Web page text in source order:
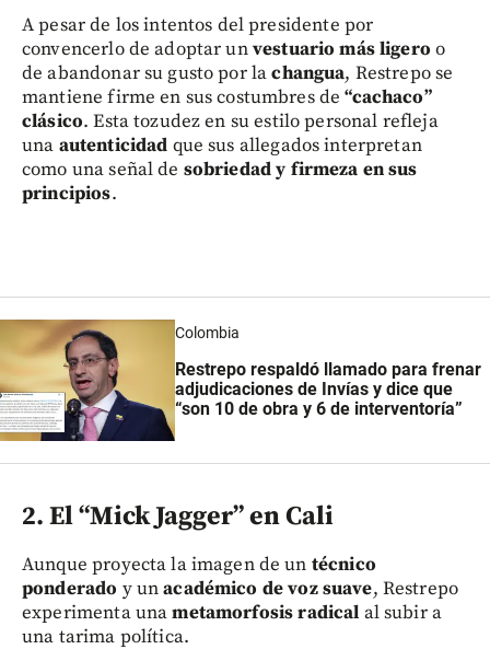
A pesar de los intentos del presidente por
convencerlo de adoptar unvestuario más ligero o
de abandonar su gusto por lachangua, Restrepo se
mantiene firme en sus costumbres de“cachaco”
clásico. Esta tozudez en su estilo personal refleja
una autenticidad que sus allegados interpretan
como una señal de sobriedad y firmeza en sus
principios.
Colombia
Restrepo respaldó llamado para frenar
adjudicaciones de Invías y dice que
“son 10 de obra y 6 de interventoría”
2. El “Mick Jagger” en Cali
Aunque proyecta la imagen de un técnico
ponderado y unacadémico de voz suave, Restrepo
experimenta unametamorfosis radical al subir a
una tarima política.